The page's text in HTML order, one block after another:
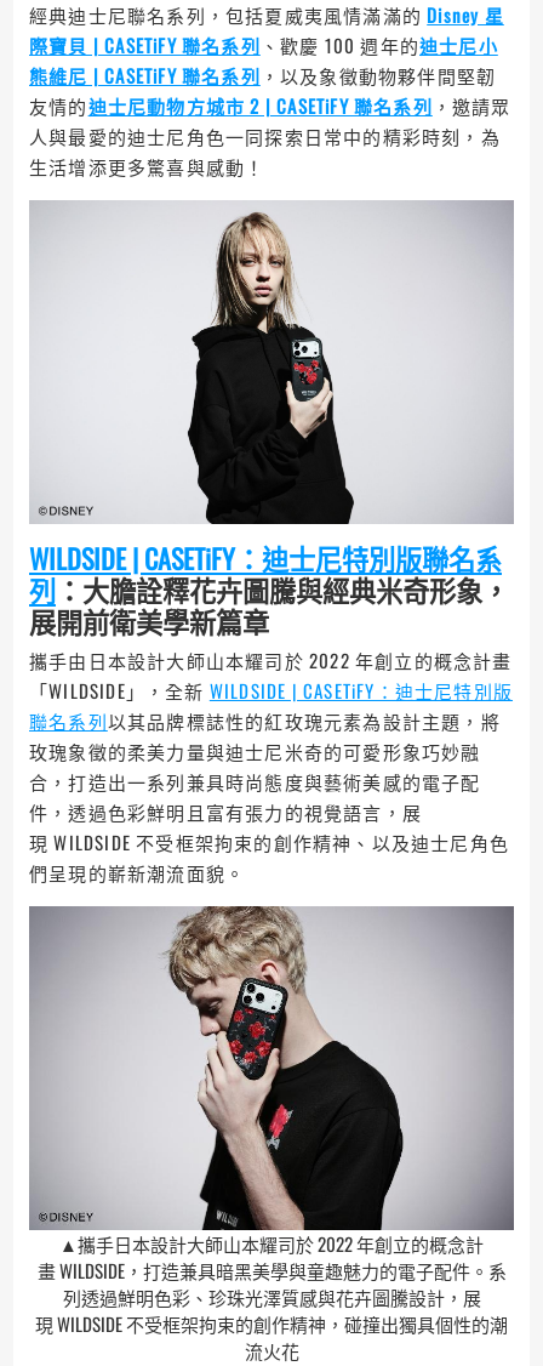
經典迪士尼聯名系列，包括夏威夷風情滿滿的 Disney 星
際寶貝 | CASETiFY 聯名系列 、歡慶 100 週年的迪士尼小
熊維尼 | CASETiFY 聯名系列 ，以及象徵動物夥伴間堅韌
友情的迪士尼動物方城市 2 | CASETiFY 聯名系列 ，邀請眾
人與最愛的迪士尼角色一同探索日常中的精彩時刻，為
生活增添更多驚喜與感動！
WILDSIDE | CASETiFY：迪士尼特別版聯名系
列 ：大膽詮釋花卉圖騰與經典米奇形象，
展開前衛美學新篇章
攜手由日本設計大師山本耀司於 2022 年創立的概念計畫
「WILDSIDE」，全新 WILDSIDE | CASETiFY：迪士尼特別版
聯名系列以其品牌標誌性的紅玫瑰元素為設計主題，將
玫瑰象徵的柔美力量與迪士尼米奇的可愛形象巧妙融
合，打造出一系列兼具時尚態度與藝術美感的電子配
件，透過色彩鮮明且富有張力的視覺語言，展
現 WILDSIDE 不受框架拘束的創作精神、以及迪士尼角色
們呈現的嶄新潮流面貌。
▲攜手日本設計大師山本耀司於 2022 年創立的概念計
畫 WILDSIDE，打造兼具暗黑美學與童趣魅力的電子配件。系
列透過鮮明色彩、珍珠光澤質感與花卉圖騰設計，展
現 WILDSIDE 不受框架拘束的創作精神，碰撞出獨具個性的潮
流火花